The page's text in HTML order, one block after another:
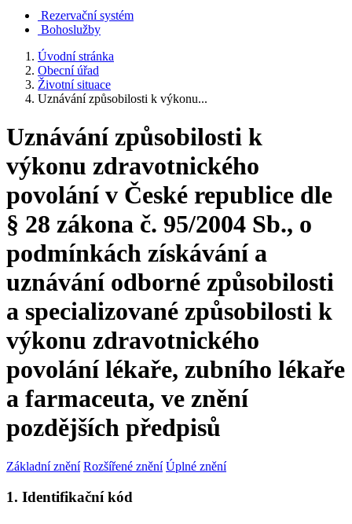
Rezervační systém
Bohoslužby
Úvodní stránka
Obecní úřad
Životní situace
Uznávání způsobilosti k výkonu...
Uznávání způsobilosti k
výkonu zdravotnického
povolání v České republice dle
§ 28 zákona č. 95/2004 Sb., o
podmínkách získávání a
uznávání odborné způsobilosti
a specializované způsobilosti k
výkonu zdravotnického
povolání lékaře, zubního lékaře
a farmaceuta, ve znění
pozdějších předpisů
Základní znění Rozšířené znění Úplné znění
1. Identifikační kód